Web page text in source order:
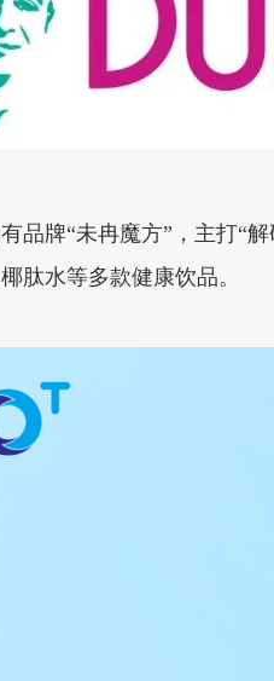
品牌“未冉魔方”，主打“
肽水等多款健康饮品。